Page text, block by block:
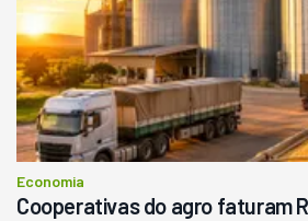
Economia
Cooperativas do agro faturam